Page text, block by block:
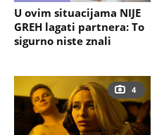
U ovim situacijama NIJE
GREH lagati partnera: To
sigurno niste znali
4